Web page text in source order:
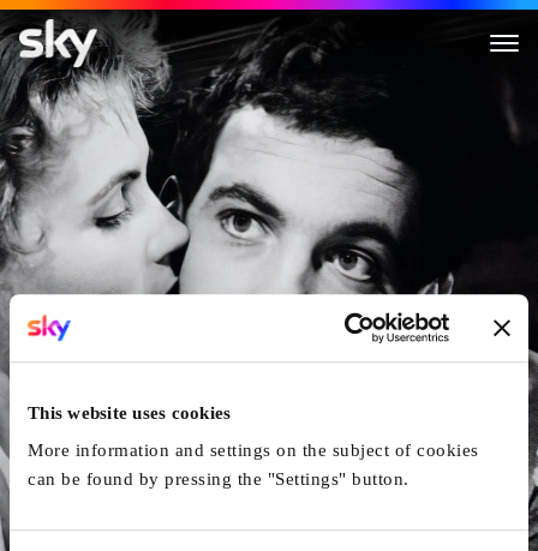
This website uses cookies
More information and settings on the subject of cookies
can be found by pressing the "Settings" button.
Die Käserei in der Vehfreude